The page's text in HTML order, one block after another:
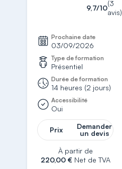
9,7/10
(3
avis)
Prochaine date
03/09/2026
Type de formation
Présentiel
Durée de formation
14 heures (2 jours)
Accessibilité
Oui
Prix
Demander
un devis
À partir de
220,00 € Net de TVA